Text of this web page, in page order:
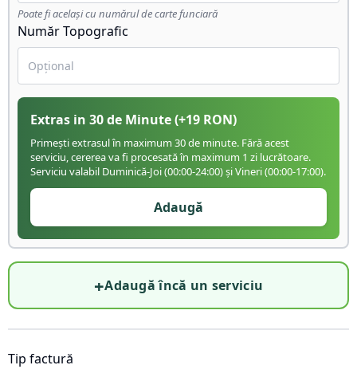
Poate fi același cu numărul de carte funciară
Număr Topografic
Extras in 30 de Minute(+19 RON)
Primești extrasul în maximum 30 de minute. Fără acest
serviciu, cererea va fi procesată în maximum 1 zi lucrătoare.
Serviciu valabil Duminică-Joi (00:00-24:00) și Vineri (00:00-17:00).
Adaugă
+Adaugă încă un serviciu
Tip factură